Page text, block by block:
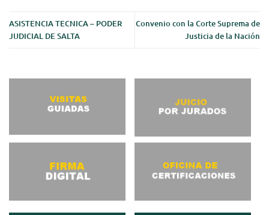
ASISTENCIA TECNICA – PODER
JUDICIAL DE SALTA
Convenio con la Corte Suprema de
Justicia de la Nación